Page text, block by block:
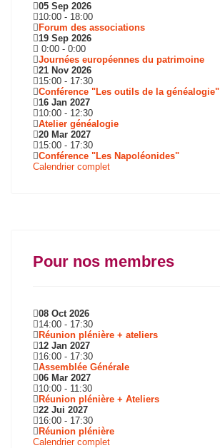
05 Sep 2026
10:00 - 18:00
Forum des associations
19 Sep 2026
0:00 - 0:00
Journées européennes du patrimoine
21 Nov 2026
15:00 - 17:30
Conférence "Les outils de la généalogie"
16 Jan 2027
10:00 - 12:30
Atelier généalogie
20 Mar 2027
15:00 - 17:30
Conférence "Les Napoléonides"
Calendrier complet
Pour nos membres
08 Oct 2026
14:00 - 17:30
Réunion plénière + ateliers
12 Jan 2027
16:00 - 17:30
Assemblée Générale
06 Mar 2027
10:00 - 11:30
Réunion plénière + Ateliers
22 Jui 2027
16:00 - 17:30
Réunion plénière
Calendrier complet